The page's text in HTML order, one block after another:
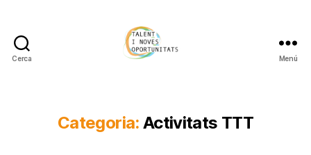
Cerca Menú
Categoria: Activitats TTT